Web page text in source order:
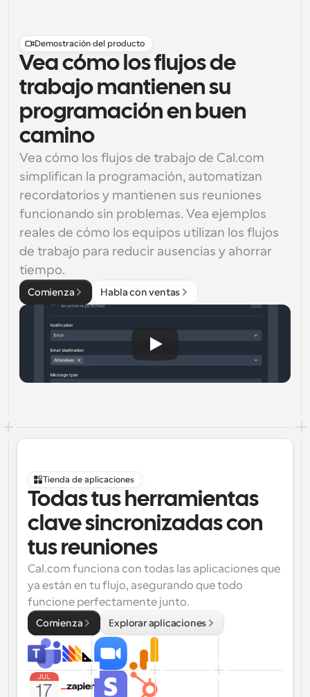
Demostración del producto
Vea cómo los flujos de
trabajo mantienen su
programación en buen
camino
Vea cómo los flujos de trabajo de Cal.com
simplifican la programación, automatizan
recordatorios y mantienen sus reuniones
funcionando sin problemas. Vea ejemplos
reales de cómo los equipos utilizan los flujos
de trabajo para reducir ausencias y ahorrar
tiempo.
Comienza Habla con ventas
Tienda de aplicaciones
Todas tus herramientas
clave sincronizadas con
tus reuniones
Cal.com funciona con todas las aplicaciones que
ya están en tu flujo, asegurando que todo
funcione perfectamente junto.
Comienza Explorar aplicaciones